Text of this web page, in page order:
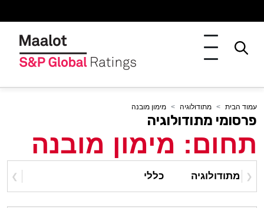
עמוד הבית מתודולוגיה מימון מובנה
פרסומי מתודולוגיה
תחום: מימון מובנה
❮ מתודולוגיה כללי ❯